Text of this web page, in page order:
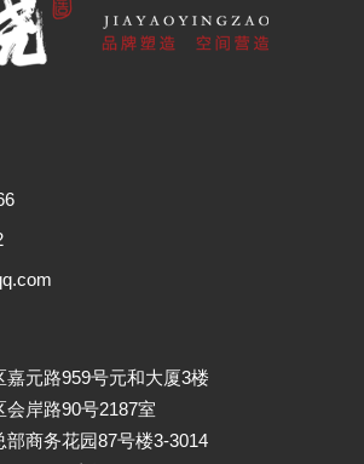
元路959号元和大厦3楼
岸路90号2187室
商务花园87号楼3-3014